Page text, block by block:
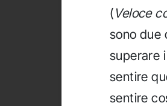
( Veloce
sono due
superare
sentire
sentire